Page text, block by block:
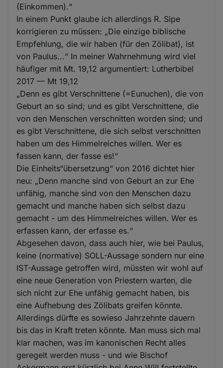
(Einkommen).“
In einem Punkt glaube ich allerdings R. Sipe
korrigieren zu müssen: „Die einzige biblische
Empfehlung, die wir haben (für den Zölibat), ist
von Paulus...“ In meiner Wahrnehmung wird viel
häufiger mit Mt. 19,12 argumentiert: Lutherbibel
2017 — Mt 19,12
„Denn es gibt Verschnittene (=Eunuchen), die von
Geburt an so sind; und es gibt Verschnittene, die
von den Menschen verschnitten worden sind; und
es gibt Verschnittene, die sich selbst verschnitten
haben um des Himmelreiches willen. Wer es
fassen kann, der fasse es!“
Die Einheits“übersetzung“ von 2016 dichtet hier
neu: „Denn manche sind von Geburt an zur Ehe
unfähig, manche sind von den Menschen dazu
gemacht und manche haben sich selbst dazu
gemacht - um des Himmelreiches willen. Wer es
erfassen kann, der erfasse es.“
Abgesehen davon, dass auch hier, wie bei Paulus,
keine (normative) SOLL-Aussage sondern nur eine
IST-Aussage getroffen wird, müssten wir wohl auf
eine neue Generation von Priestern warten, die
sich nicht zur Ehe unfähig gemacht haben, bis
eine Aufhebung des Zölibats greifen könnte.
Allerdings dürfte es sowieso Jahrzehnte dauern
bis das in Kraft treten könnte. Man muss sich mal
klar machen, was im kanonischen Recht alles
geregelt werden muss - und wie Bischof